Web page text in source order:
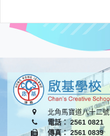
北角馬寶道八十二號
電話： 2561 0821
傳真： 2561 0839